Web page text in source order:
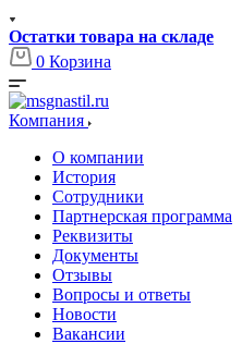
Остатки товара на складе
0 Корзина
Компания
О компании
История
Сотрудники
Партнерская программа
Реквизиты
Документы
Отзывы
Вопросы и ответы
Новости
Вакансии